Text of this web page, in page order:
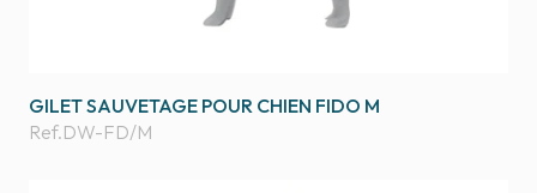
GILET SAUVETAGE POUR CHIEN FIDO M
Ref.DW-FD/M